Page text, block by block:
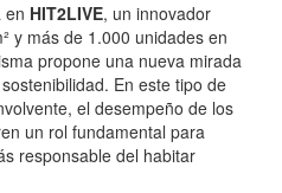
en HIT2LIVE, un innovador
y más de 1.000 unidades en
propone una nueva mirada
En este tipo de
el desempeño de los
un rol fundamental para
responsable del habitar